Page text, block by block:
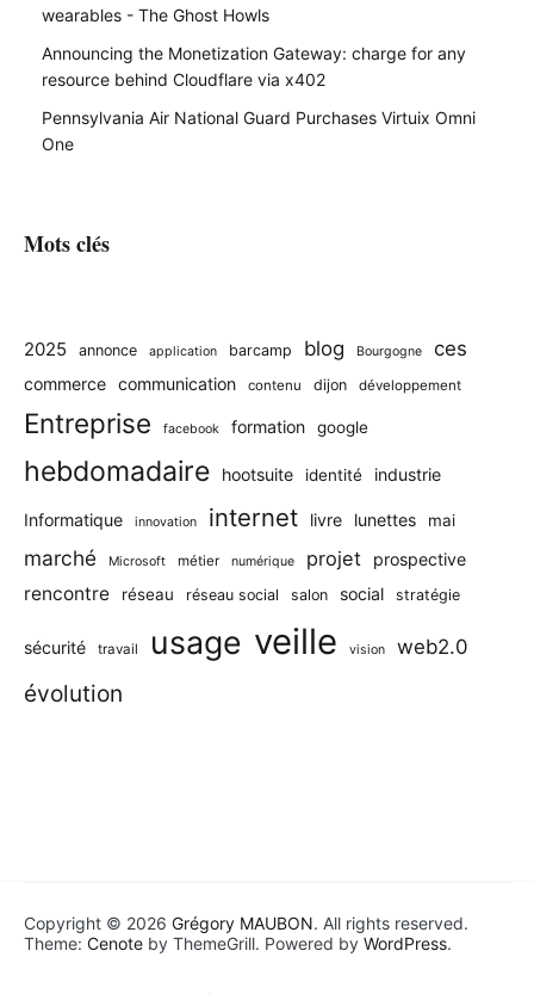
wearables - The Ghost Howls
Announcing the Monetization Gateway: charge for any
resource behind Cloudflare via x402
Pennsylvania Air National Guard Purchases Virtuix Omni
One
Mots clés
2025 annonce application barcamp blog Bourgogne ces
commerce communication contenu dijon développement
Entreprise facebook formation google
hebdomadaire hootsuite identité industrie
Informatique innovation internet livre lunettes mai
marché Microsoft métier numérique projet prospective
rencontre réseau réseau social salon social stratégie
sécurité travail usage veille vision web2.0
évolution
Copyright © 2026 Grégory MAUBON. All rights reserved.
Theme: Cenote by ThemeGrill. Powered by WordPress.